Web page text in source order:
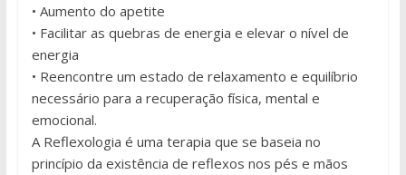
• Aumento do apetite
• Facilitar as quebras de energia e elevar o nível de
energia
• Reencontre um estado de relaxamento e equilíbrio
necessário para a recuperação física, mental e
emocional.
A Reflexologia é uma terapia que se baseia no
princípio da existência de reflexos nos pés e mãos